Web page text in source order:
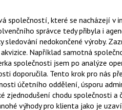
společností, které se nacházejí v
správce tedy přibyla i
sledování nedokončené výroby.
Například samotná
společnosti jsem po analýze
doporučila. Tento krok pro nás
účetního oddělení, úsporu
zjednodušení chodu společnosti
výhody pro klienta jako je